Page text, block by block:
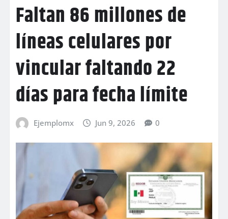
Faltan 86 millones de
líneas celulares por
vincular faltando 22
días para fecha límite
Ejemplomx Jun 9, 2026 0